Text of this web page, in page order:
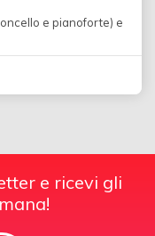
e pianoforte) e
e ricevi gli